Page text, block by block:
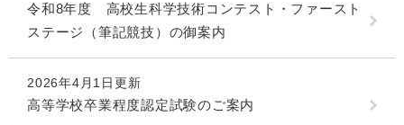
令和8年度 高校生科学技術コンテスト・ファースト
ステージ（筆記競技）の御案内
2026年4月1日更新
高等学校卒業程度認定試験のご案内